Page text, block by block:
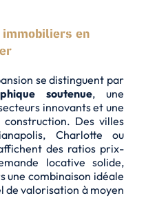
en
se distinguent par
soutenue, une
innovants et une
Des villes
Charlotte ou
des ratios prix-
locative solide,
une combinaison idéale
de valorisation à moyen